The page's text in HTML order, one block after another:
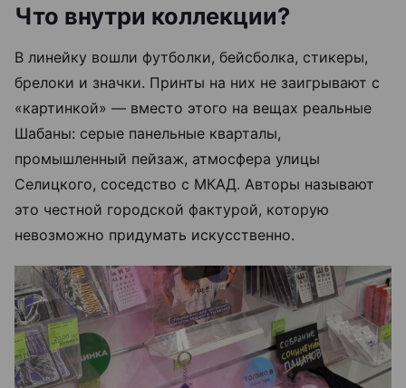
Что внутри коллекции?
В линейку вошли футболки, бейсболка, стикеры,
брелоки и значки. Принты на них не заигрывают с
«картинкой» — вместо этого на вещах реальные
Шабаны: серые панельные кварталы,
промышленный пейзаж, атмосфера улицы
Селицкого, соседство с МКАД. Авторы называют
это честной городской фактурой, которую
невозможно придумать искусственно.